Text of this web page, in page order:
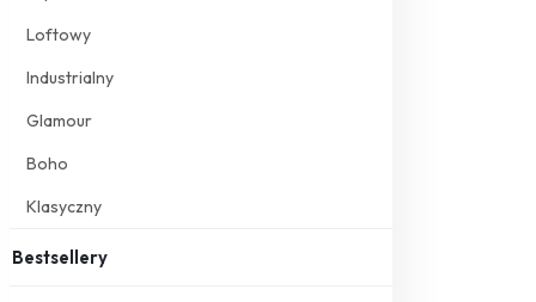
Loftowy
Industrialny
Glamour
Boho
Klasyczny
Bestsellery